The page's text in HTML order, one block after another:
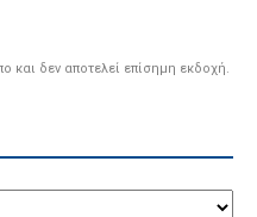
και δεν αποτελεί επίσημη εκδοχή.